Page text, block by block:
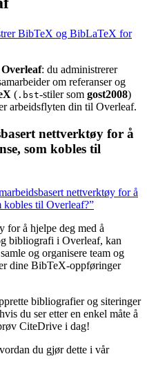
BibTeX og BibLaTeX for
Overleaf: du administrerer
om referanser og
( .bst-stiler som gost2008)
arbeidsflyten din til Overleaf.
nettverktøy for å
som kobles til
nettverktøy for å
kobles til Overleaf?”
for å hjelpe deg med å
bibliografi i Overleaf, kan
og organisere team og
dine BibTeX-oppføringer
bibliografier og siteringer
du ser etter en enkel måte å
CiteDrive i dag!
du gjør dette i vår